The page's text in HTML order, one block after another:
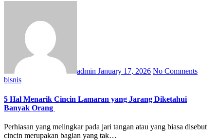
admin January 17, 2026 No Comments
bisnis
5 Hal Menarik Cincin Lamaran yang Jarang Diketahui
Banyak Orang
Perhiasan yang melingkar pada jari tangan atau yang biasa disebut
cincin merupakan bagian yang tak…